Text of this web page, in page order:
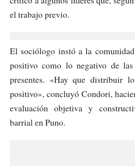
el trabajo previo.
El sociólogo instó a la
positivo como lo negativo de las
presentes. «Hay que distribuir
positivo», concluyó Condori,
evaluación objetiva y
barrial en Puno.